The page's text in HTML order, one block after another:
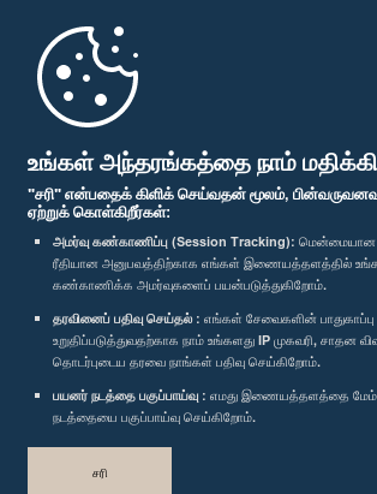
உங்கள் அந்தரங்கத்தை நாம்
"சரி" என்பதைக் கிளிக் செய்வதன் மூலம்,
ஏற்றுக் கொள்கிறீர்கள்:
அமர்வு கண்காணிப்பு (Session Tracking): மென்மையான
ரீதியான அனுபவத்திற்காக எங்கள் இணையத்தளத்தில்
கண்காணிக்க அமர்வுகளைப் பயன்படுத்துகிறோம்.
தரவினைப் பதிவு செய்தல் : எங்கள் சேவைகளின்
உறுதிப்படுத்துவதற்காக நாம் உங்களது IP முகவரி, சாதன
தொடர்புடைய தரவை நாங்கள் பதிவு செய்கிறோம்.
பயனர் நடத்தை பகுப்பாய்வு : எமது இணையத்தளத்தை
நடத்தையை பகுப்பாய்வு செய்கிறோம்.
சரி
முதற்பக்கம்
பாராளுமன்ற கையடக்க செயலி
எம்மை பின்தொடர்க :
விருதுகள்
தனியுரிமைக் கொள்கை